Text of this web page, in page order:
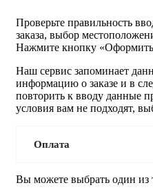
Проверьте правильность
заказа, выбор
Нажмите кнопку «Оформить
Наш сервис запоминает
информацию о заказе и в
повторить к вводу данные
условия вам не подходят,
Оплата
Вы можете выбрать один из